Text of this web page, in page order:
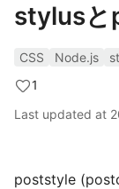
stylusと
CSS Node.js
1
Last updated at
poststyle